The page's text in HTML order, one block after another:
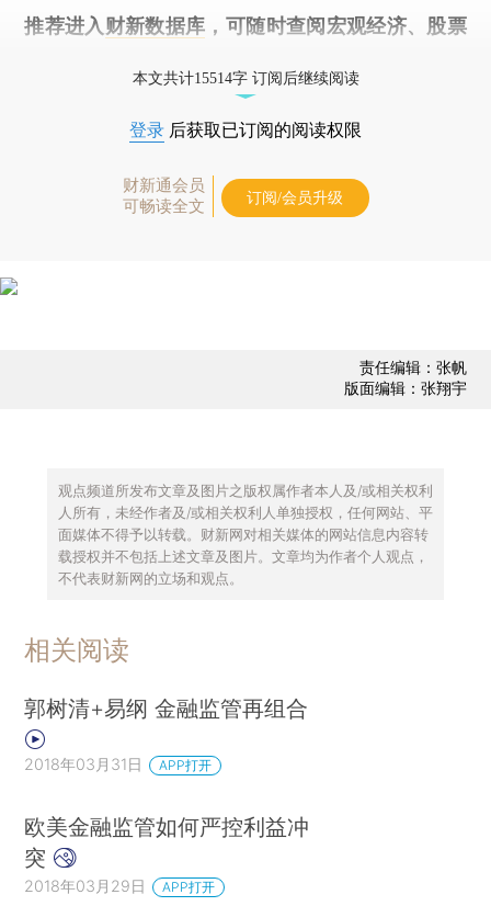
推荐进入 财新数据库 ，可随时查阅宏观经济、股票
本文共计15514字 订阅后继续阅读
登录 后获取已订阅的阅读权限
财新通会员
可畅读全文
订阅/会员升级
责任编辑：张帆
版面编辑：张翔宇
观点频道所发布文章及图片之版权属作者本人及/或相关权利
人所有，未经作者及/或相关权利人单独授权，任何网站、平
面媒体不得予以转载。财新网对相关媒体的网站信息内容转
载授权并不包括上述文章及图片。文章均为作者个人观点，
不代表财新网的立场和观点。
相关阅读
郭树清+易纲 金融监管再组合
2018年03月31日 APP打开
欧美金融监管如何严控利益冲
突
2018年03月29日 APP打开